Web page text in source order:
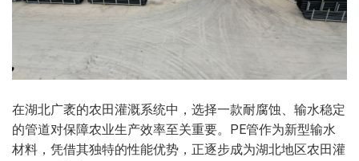
在湖北广袤的农田灌溉系统中，选择一款耐腐蚀、输水稳定
的管道对保障农业生产效率至关重要。PE管作为新型输水
材料，凭借其独特的性能优势，正逐步成为湖北地区农田灌